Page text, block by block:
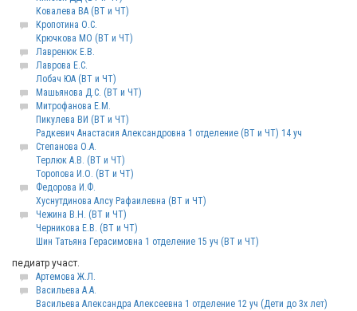
Ковалева ВА (ВТ и ЧТ)
Кропотина О.С.
Крючкова МО (ВТ и ЧТ)
Лавренюк Е.В.
Лаврова Е.С.
Лобач ЮА (ВТ и ЧТ)
Машьянова Д.С. (ВТ и ЧТ)
Митрофанова Е.М.
Пикулева ВИ (ВТ и ЧТ)
Радкевич Анастасия Александровна 1 отделение (ВТ и ЧТ) 14 уч
Степанова О.А.
Терлюк А.В. (ВТ и ЧТ)
Торопова И.О. (ВТ и ЧТ)
Федорова И.Ф.
Хуснутдинова Алсу Рафаилевна (ВТ и ЧТ)
Чежина В.Н. (ВТ и ЧТ)
Черникова Е.В. (ВТ и ЧТ)
Шин Татьяна Герасимовна 1 отделение 15 уч (ВТ и ЧТ)
педиатр участ.
Артемова Ж.Л.
Васильева А.А.
Васильева Александра Алексеевна 1 отделение 12 уч (Дети до 3х лет)